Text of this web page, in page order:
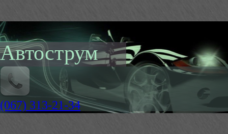
Автострум
(067) 313-21-34